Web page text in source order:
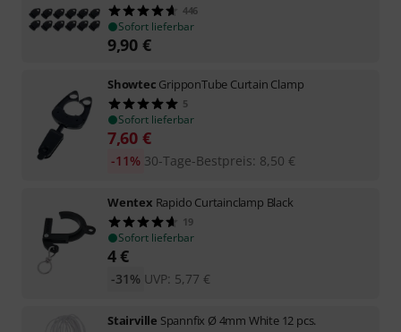
446
Sofort lieferbar
9,90 €
Showtec GripponTube Curtain Clamp
5
Sofort lieferbar
7,60 €
30-Tage-Bestpreis: 8,50 €
-11%
Wentex Rapido Curtainclamp Black
19
Sofort lieferbar
4€
UVP: 5,77 €
-31%
Stairville Spannfix Ø 4mm White 12 pcs.